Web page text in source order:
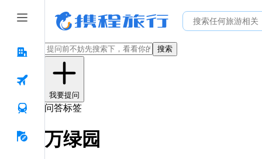
搜索
我要提问
问答标签
万绿园